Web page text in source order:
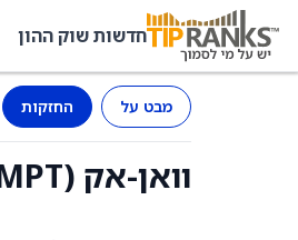
חדשות שוק ההון
מבט על החזקות
וואן-אק CEF Muni Income (XMPT) - החזקות